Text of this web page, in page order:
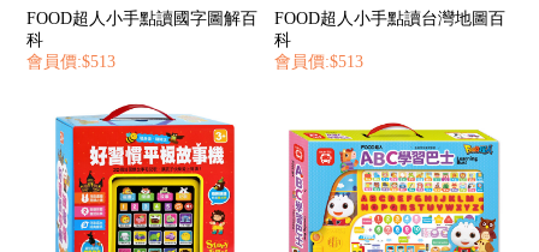
FOOD超人小手點讀國字圖解百
科
會員價:$513
FOOD超人小手點讀台灣地圖百
科
會員價:$513